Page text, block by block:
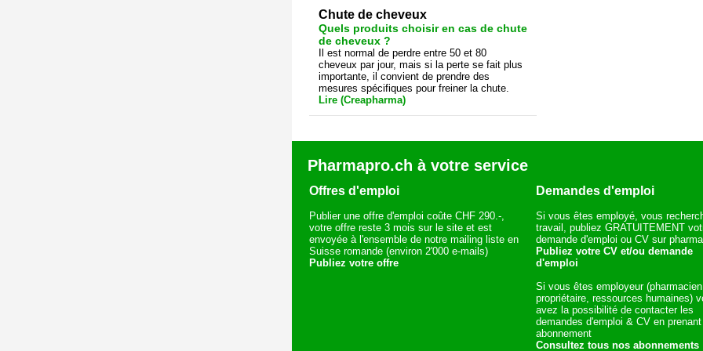
Chute de cheveux
Quels produits choisir en cas de chute
de cheveux ?
Il est normal de perdre entre 50 et 80
cheveux par jour, mais si la perte se fait plus
importante, il convient de prendre des
mesures spécifiques pour freiner la chute.
Lire (Creapharma)
Pharmapro.ch à votre service
Offres d'emploi
Publier une offre d'emploi coûte CHF 290.-,
votre offre reste 3 mois sur le site et est
envoyée à l'ensemble de notre mailing liste en
Suisse romande (environ 2'000 e-mails)
Publiez votre offre
Demandes d'emploi
Si vous êtes employé, vous
travail, publiez GRATUITEMENT
demande d'emploi ou CV sur
Publiez votre CV et/ou demande
d'emploi
Si vous êtes employeur (pharmacien
propriétaire, ressources humaines)
avez la possibilité de contacter les
demandes d'emploi & CV en
abonnement
Consultez tous nos abonnements